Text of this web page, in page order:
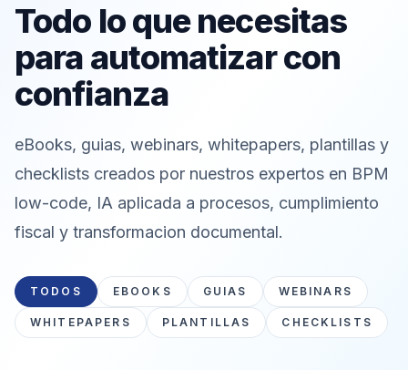
Todo lo que necesitas
para automatizar con
confianza
eBooks, guias, webinars, whitepapers, plantillas y
checklists creados por nuestros expertos en BPM
low-code, IA aplicada a procesos, cumplimiento
fiscal y transformacion documental.
TODOS EBOOKS GUIAS WEBINARS
WHITEPAPERS PLANTILLAS CHECKLISTS